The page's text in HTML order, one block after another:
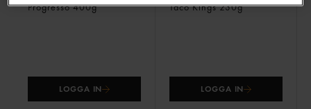
Progresso400g
LOGGA IN
Taco Kings230g
LOGGA IN